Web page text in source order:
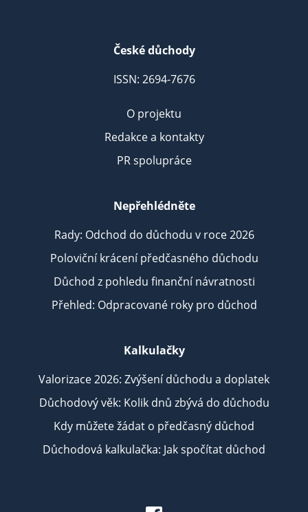
České důchody
ISSN: 2694-7676
O projektu
Redakce a kontakty
PR spolupráce
Nepřehlédněte
Rady: Odchod do důchodu v roce 2026
Poloviční krácení předčasného důchodu
Důchod z pohledu finanční návratnosti
Přehled: Odpracované roky pro důchod
Kalkulačky
Valorizace 2026: Zvýšení důchodu a doplatek
Důchodový věk: Kolik dnů zbývá do důchodu
Kdy můžete žádat o předčasný důchod
Důchodová kalkulačka: Jak spočítat důchod